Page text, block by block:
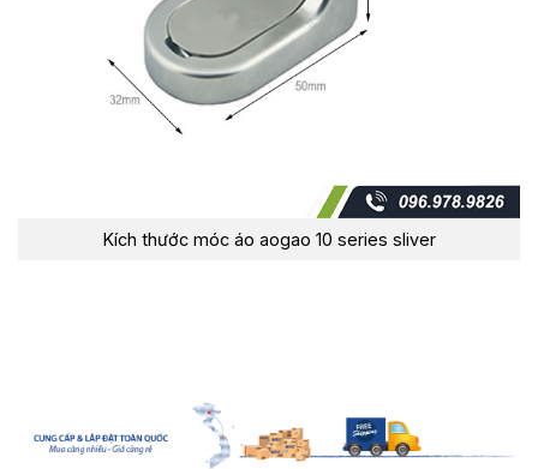
Kích thước móc áo aogao 10 series sliver